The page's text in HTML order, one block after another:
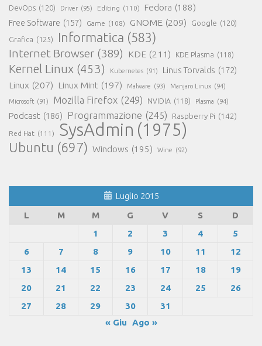
DevOps (120) Driver (95) Editing (110) Fedora (188)
Free Software (157) Game (108) GNOME (209) Google (120)
Grafica (125) Informatica (583)
Internet Browser (389) KDE (211) KDE Plasma (118)
Kernel Linux (453) Kubernetes (91) Linus Torvalds (172)
Linux (207) Linux Mint (197) Malware (93) Manjaro Linux (94)
Microsoft (91) Mozilla Firefox (249) NVIDIA (118) Plasma (94)
Podcast (186) Programmazione (245) Raspberry Pi (142)
Red Hat (111) SysAdmin (1975)
Ubuntu (697) Windows (195) Wine (92)
Luglio 2015
L
M M G V S
D
1
2 3 4
5
6
7 8 9 10 11
12
13
14 15 16 17 18
19
20
21 22 23 24 25
26
27
28 29 30
31
« Giu Ago »